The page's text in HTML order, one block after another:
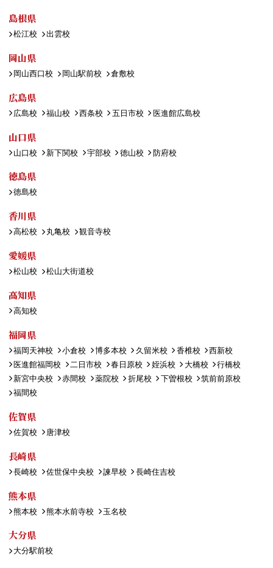
島根県
松江校 出雲校
岡山県
岡山西口校 岡山駅前校 倉敷校
広島県
広島校 福山校 西条校 五日市校 医進館広島校
山口県
山口校 新下関校 宇部校 徳山校 防府校
徳島県
徳島校
香川県
高松校 丸亀校 観音寺校
愛媛県
松山校 松山大街道校
高知県
高知校
福岡県
福岡天神校 小倉校 博多本校 久留米校 香椎校
西新校
医進館福岡校
二日市校 春日原校 姪浜校 大橋校
行橋校
新宮中央校
赤間校 薬院校 折尾校 下曽根校
筑前前原校
福間校
佐賀県
佐賀校 唐津校
長崎県
長崎校 佐世保中央校 諫早校 長崎住吉校
熊本県
熊本校 熊本水前寺校 玉名校
大分県
大分駅前校